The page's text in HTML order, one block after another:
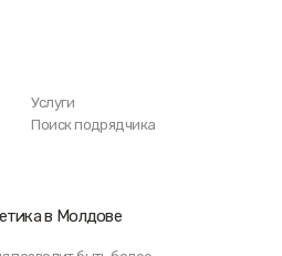
Услуги
Поиск подрядчика
в Молдове